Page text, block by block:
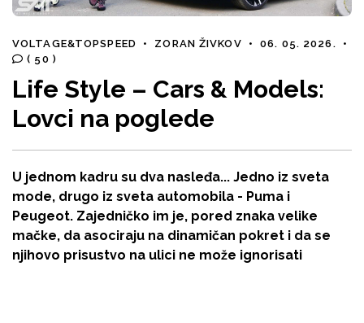
VOLTAGE&TOPSPEED • ZORAN ŽIVKOV • 06. 05. 2026.
•
( 50 )
Life Style – Cars & Models:
Lovci na poglede
U jednom kadru su dva nasleđa... Jedno iz sveta
mode, drugo iz sveta automobila - Puma i
Peugeot. Zajedničko im je, pored znaka velike
mačke, da asociraju na dinamičan pokret i da se
njihovo prisustvo na ulici ne može ignorisati